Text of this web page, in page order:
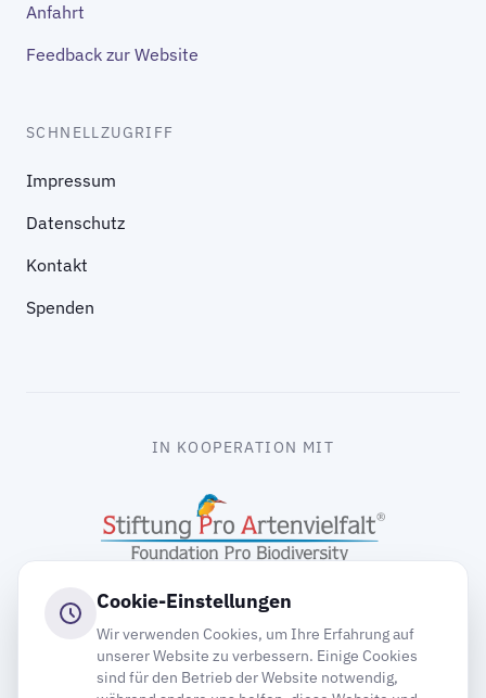
Anfahrt
Feedback zur Website
SCHNELLZUGRIFF
Impressum
Datenschutz
Kontakt
Spenden
IN KOOPERATION MIT
Cookie-Einstellungen
Wir verwenden Cookies, um Ihre Erfahrung auf
unserer Website zu verbessern. Einige Cookies
sind für den Betrieb der Website notwendig,